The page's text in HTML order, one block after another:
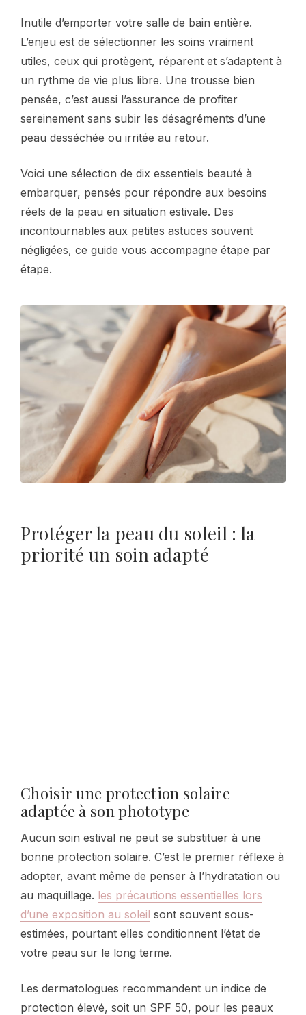
Inutile d’emporter votre salle de bain entière.
L’enjeu est de sélectionner les soins vraiment
utiles, ceux qui protègent, réparent et s’adaptent à
un rythme de vie plus libre. Une trousse bien
pensée, c’est aussi l’assurance de profiter
sereinement sans subir les désagréments d’une
peau desséchée ou irritée au retour.
Voici une sélection de dix essentiels beauté à
embarquer, pensés pour répondre aux besoins
réels de la peau en situation estivale. Des
incontournables aux petites astuces souvent
négligées, ce guide vous accompagne étape par
étape.
Protéger la peau du soleil : la
priorité un soin adapté
Choisir une protection solaire
adaptée à son phototype
Aucun soin estival ne peut se substituer à une
bonne protection solaire. C’est le premier réflexe à
adopter, avant même de penser à l’hydratation ou
au maquillage. les précautions essentielles lors
d’une exposition au soleil sont souvent sous-
estimées, pourtant elles conditionnent l’état de
votre peau sur le long terme.
Les dermatologues recommandent un indice de
protection élevé, soit un SPF 50, pour les peaux